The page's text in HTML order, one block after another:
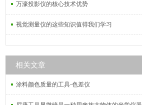
万濠投影仪的核心技术优势
视觉测量仪的这些知识值得我们学习
相关文章
涂料颜色质量的工具-色差仪